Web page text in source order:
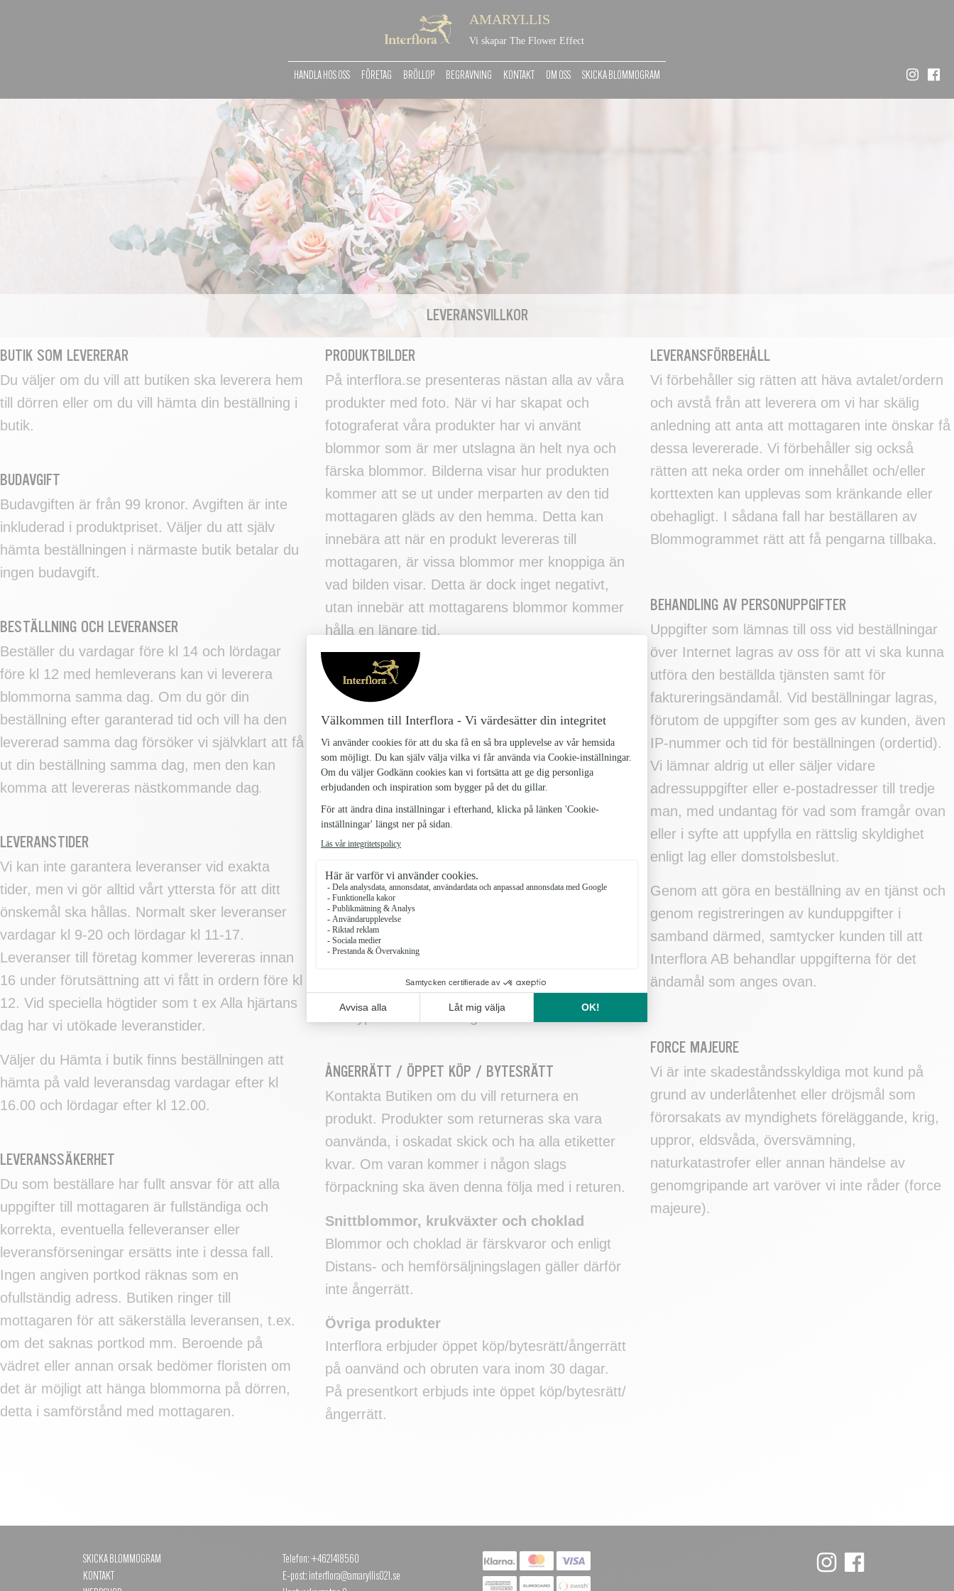
AMARYLLIS
Vi skapar The Flower Effect
HANDLA HOS OSS FÖRETAG BRÖLLOP BEGRAVNING KONTAKT OM OSS SKICKA BLOMMOGRAM
LEVERANSVILLKOR
BUTIK SOM LEVERERAR
Du väljer om du vill att butiken ska leverera hem
till dörren eller om du vill hämta din beställning i
butik.
BUDAVGIFT
Budavgiften är från 99 kronor. Avgiften är inte
inkluderad i produktpriset. Väljer du att själv
hämta beställningen i närmaste butik betalar du
ingen budavgift.
BESTÄLLNING OCH LEVERANSER
Beställer du vardagar före kl 14 och lördagar
före kl 12 med hemleverans kan vi leverera
blommorna samma dag. Om du gör din
beställning efter garanterad tid och vill ha den
levererad samma dag försöker vi självklart att få
ut din beställning samma dag, men den kan
komma att levereras nästkommande dag.
LEVERANSTIDER
Vi kan inte garantera leveranser vid exakta
tider, men vi gör alltid vårt yttersta för att ditt
önskemål ska hållas. Normalt sker leveranser
vardagar kl 9-20 och lördagar kl 11-17.
Leveranser till företag kommer levereras innan
16 under förutsättning att vi fått in ordern före kl
12. Vid speciella högtider som t ex Alla hjärtans
dag har vi utökade leveranstider.
Väljer du Hämta i butik finns beställningen att
hämta på vald leveransdag vardagar efter kl
16.00 och lördagar efter kl 12.00.
LEVERANSSÄKERHET
Du som beställare har fullt ansvar för att alla
uppgifter till mottagaren är fullständiga och
korrekta, eventuella felleveranser eller
leveransförseningar ersätts inte i dessa fall.
Ingen angiven portkod räknas som en
ofullständig adress. Butiken ringer till
mottagaren för att säkerställa leveransen, t.ex.
om det saknas portkod mm. Beroende på
vädret eller annan orsak bedömer floristen om
det är möjligt att hänga blommorna på dörren,
detta i samförstånd med mottagaren.
PRODUKTBILDER
På interflora.se presenteras nästan alla av våra
produkter med foto. När vi har skapat och
fotograferat våra produkter har vi använt
blommor som är mer utslagna än helt nya och
färska blommor. Bilderna visar hur produkten
kommer att se ut under merparten av den tid
mottagaren gläds av den hemma. Detta kan
innebära att när en produkt levereras till
mottagaren, är vissa blommor mer knoppiga än
vad bilden visar. Detta är dock inget negativt,
utan innebär att mottagarens blommor kommer
hålla en längre tid.
BEKRÄFTELSE
uppgifterna inte stämma ber vi dig att dig
kontakta oss.
AVBOKNING BESTÄLLNINGAR
000 kronor måste avbeställas skriftligen senast
96 timmar innan planerad leverans. Om
beställningens värde överstiger 6 000 kronor
måste den avbeställas en vecka innan planerad
av blommor och annat material för att hantera
den typen av beställningar.
ÅNGERRÄTT / ÖPPET KÖP / BYTESRÄTT
Kontakta Butiken om du vill returnera en
produkt. Produkter som returneras ska vara
oanvända, i oskadat skick och ha alla etiketter
kvar. Om varan kommer i någon slags
förpackning ska även denna följa med i returen.
Snittblommor, krukväxter och choklad
Blommor och choklad är färskvaror och enligt
Distans- och hemförsäljningslagen gäller därför
inte ångerrätt.
Övriga produkter
Interflora erbjuder öppet köp/bytesrätt/ångerrätt
på oanvänd och obruten vara inom 30 dagar.
På presentkort erbjuds inte öppet köp/bytesrätt/
ångerrätt.
LEVERANSFÖRBEHÅLL
Vi förbehåller sig rätten att häva avtalet/ordern
och avstå från att leverera om vi har skälig
anledning att anta att mottagaren inte önskar få
dessa levererade. Vi förbehåller sig också
rätten att neka order om innehållet och/eller
korttexten kan upplevas som kränkande eller
obehagligt. I sådana fall har beställaren av
Blommogrammet rätt att få pengarna tillbaka.
BEHANDLING AV PERSONUPPGIFTER
Uppgifter som lämnas till oss vid beställningar
över Internet lagras av oss för att vi ska kunna
utföra den beställda tjänsten samt för
faktureringsändamål. Vid beställningar lagras,
förutom de uppgifter som ges av kunden, även
IP-nummer och tid för beställningen (ordertid).
Vi lämnar aldrig ut eller säljer vidare
adressuppgifter eller e-postadresser till tredje
man, med undantag för vad som framgår ovan
eller i syfte att uppfylla en rättslig skyldighet
enligt lag eller domstolsbeslut.
Genom att göra en beställning av en tjänst och
genom registreringen av kunduppgifter i
samband därmed, samtycker kunden till att
Interflora AB behandlar uppgifterna för det
ändamål som anges ovan.
FORCE MAJEURE
Vi är inte skadeståndsskyldiga mot kund på
grund av underlåtenhet eller dröjsmål som
förorsakats av myndighets föreläggande, krig,
uppror, eldsvåda, översvämning,
naturkatastrofer eller annan händelse av
genomgripande art varöver vi inte råder (force
majeure).
SKICKA BLOMMOGRAM
KONTAKT
Telefon: +4621418560
E-post: interflora@amaryllis021.se